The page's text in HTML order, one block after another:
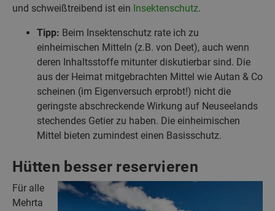
und schweißtreibend ist ein Insektenschutz.
Tipp: Beim Insektenschutz rate ich zu
einheimischen Mitteln (z.B. von Deet), auch wenn
deren Inhaltsstoffe mitunter diskutierbar sind. Die
aus der Heimat mitgebrachten Mittel wie Autan & Co
scheinen (im Eigenversuch erprobt!) nicht die
geringste abschreckende Wirkung auf Neuseelands
stechendes Getier zu haben. Die einheimischen
Mittel bieten zumindest einen Basisschutz.
Hütten besser reservieren
Für alle
Mehrta